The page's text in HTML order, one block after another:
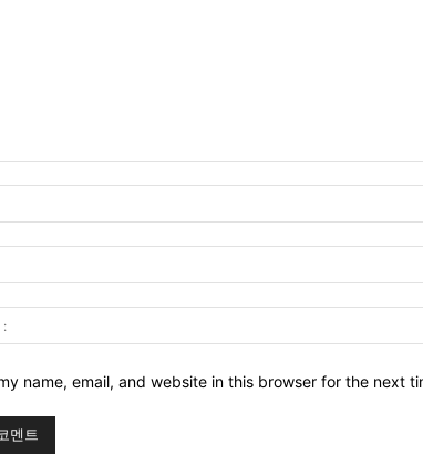
name, email, and website in this browser for the next